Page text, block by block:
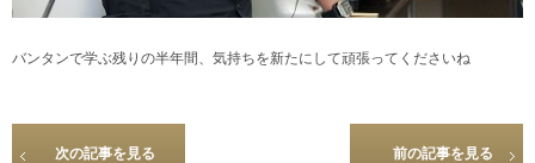
バンタンで学ぶ残りの半年間、気持ちを新たにして頑張ってくださいね
次の記事を見る 前の記事を見る